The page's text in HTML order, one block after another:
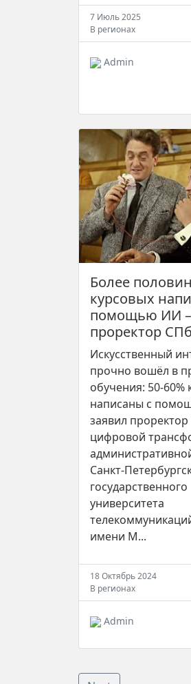
7 Июль 2025
В регионах
Admin
Более
курсовых
помощью ИИ –
проректор
Искусственный
прочно вошёл в
обучения: 50-60%
написаны с
заявил проректор
цифровой
Санкт-
государственного
университета
имени М...
18 Октябрь 2024
В регионах
Admin